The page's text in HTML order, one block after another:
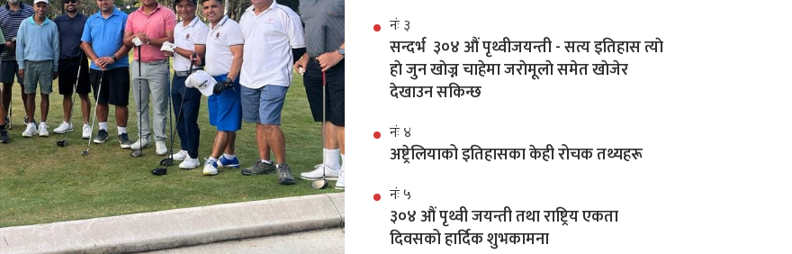
नंः ३
सन्दर्भ ३०४ औं पृथ्वीजयन्ती - सत्य इतिहास त्याे
हाे जुन खाेज्न चाहेमा जराेमूलाे समेत खाेजेर
देखाउन सकिन्छ
नंः ४
अष्ट्रेलियाको इतिहासका केही रोचक तथ्यहरू
नंः ५
३०४ औं पृथ्वी जयन्ती तथा राष्ट्रिय एकता
दिवसको हार्दिक शुभकामना